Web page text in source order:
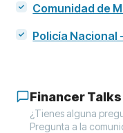
Comunidad de
Policía Nacional
Financer Talks
¿Tienes alguna
Pregunta a la